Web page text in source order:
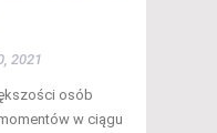
2021
osób
w ciągu